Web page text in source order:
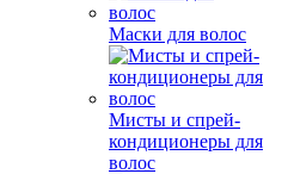
Маски для волос
Мисты и спрей-
кондиционеры для
волос